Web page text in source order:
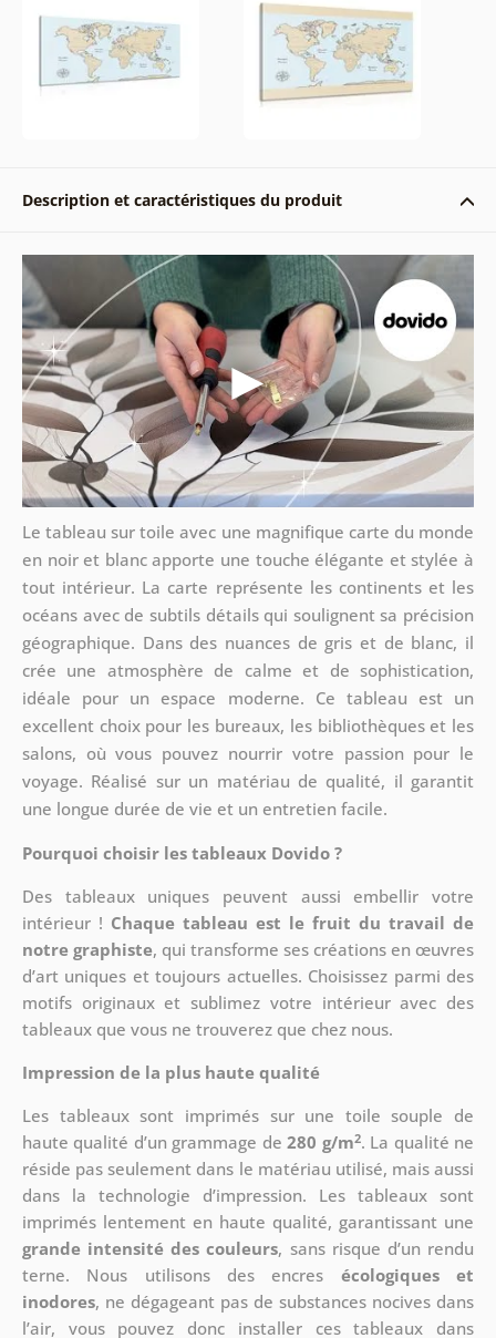
Description et caractéristiques du produit
Le tableau sur toile avec une magnifique carte du monde
en noir et blanc apporte une touche élégante et stylée à
tout intérieur. La carte représente les continents et les
océans avec de subtils détails qui soulignent sa précision
géographique. Dans des nuances de gris et de blanc, il
crée une atmosphère de calme et de sophistication,
idéale pour un espace moderne. Ce tableau est un
excellent choix pour les bureaux, les bibliothèques et les
salons, où vous pouvez nourrir votre passion pour le
voyage. Réalisé sur un matériau de qualité, il garantit
une longue durée de vie et un entretien facile.
Pourquoi choisir les tableaux Dovido ?
Des tableaux uniques peuvent aussi embellir votre
intérieur ! Chaque tableau est le fruit du travail de
notre graphiste, qui transforme ses créations en œuvres
d’art uniques et toujours actuelles. Choisissez parmi des
motifs originaux et sublimez votre intérieur avec des
tableaux que vous ne trouverez que chez nous.
Impression de la plus haute qualité
Les tableaux sont imprimés sur une toile souple de
haute qualité d’un grammage de280 g/m2. La qualité ne
réside pas seulement dans le matériau utilisé, mais aussi
dans la technologie d’impression. Les tableaux sont
imprimés lentement en haute qualité, garantissant une
grande intensité des couleurs, sans risque d’un rendu
terne. Nous utilisons des encres écologiques et
inodores, ne dégageant pas de substances nocives dans
l’air, vous pouvez donc installer ces tableaux dans